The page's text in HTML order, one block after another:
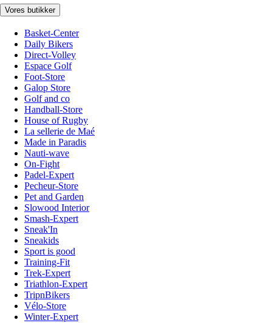
Vores butikker
Basket-Center
Daily Bikers
Direct-Volley
Espace Golf
Foot-Store
Galop Store
Golf and co
Handball-Store
House of Rugby
La sellerie de Maé
Made in Paradis
Nauti-wave
On-Fight
Padel-Expert
Pecheur-Store
Pet and Garden
Slowood Interior
Smash-Expert
Sneak'In
Sneakids
Sport is good
Training-Fit
Trek-Expert
Triathlon-Expert
TripnBikers
Vélo-Store
Winter-Expert